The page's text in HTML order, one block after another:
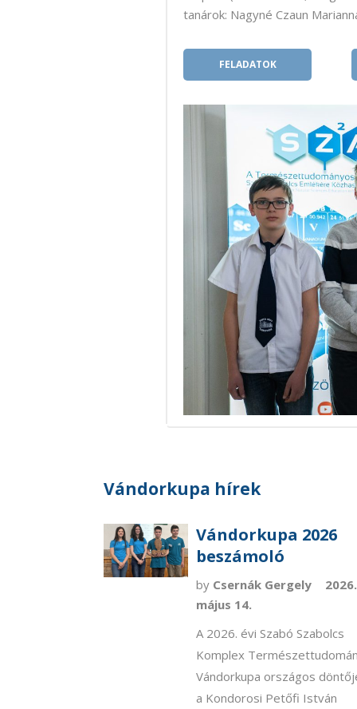
tanárok: Nagyné Czaun
FELADATOK
Vándorkupa hírek
Vándorkupa 2026
beszámoló
by Csernák Gergely
2026.
május 14.
A 2026. évi Szabó Szabolcs
Komplex
Vándorkupa országos
a Kondorosi Petőfi István